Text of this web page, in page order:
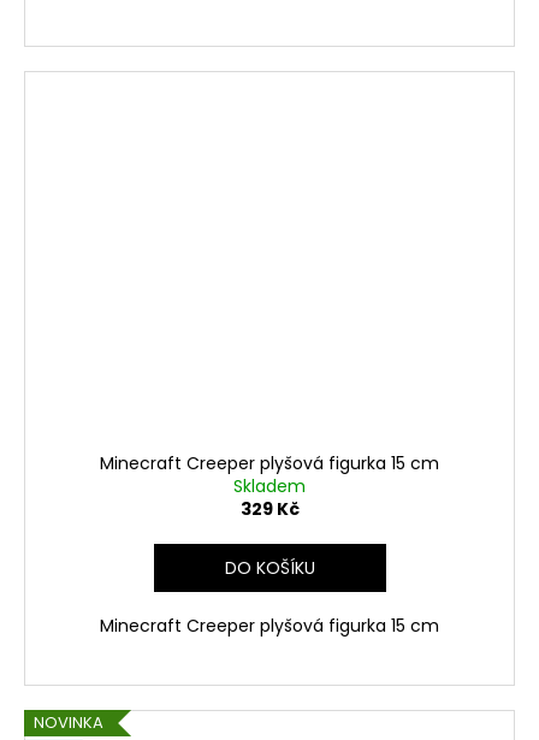
Minecraft Creeper plyšová figurka 15 cm
Skladem
329 Kč
DO KOŠÍKU
Minecraft Creeper plyšová figurka 15 cm
NOVINKA